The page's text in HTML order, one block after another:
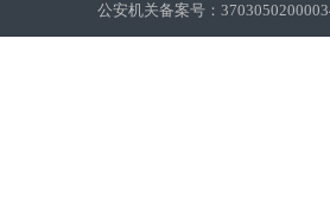
公安机关备案号：